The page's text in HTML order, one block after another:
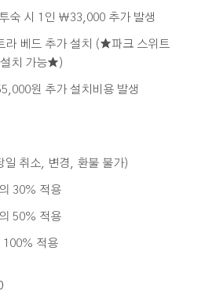
숙 시 1인 ￦33,000 추가 발생
라 베드 추가 설치 (★파크 스위트
설치 가능★)
원 추가 설치비용 발생
취소, 변경, 환불 불가)
30% 적용
50% 적용
100% 적용